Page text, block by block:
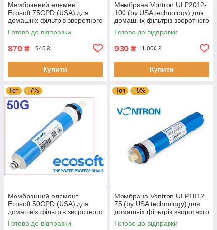
Мембранний елемент
Ecosoft 75GPD (USA) для
домашніх фільтрів зворотного
осмосу (CSV181275ECO)
Готово до відправки
870 ₴ 945 ₴
Купити
Мембрана Vontron ULP2012-
100 (by USA technology) для
домашніх фільтрів зворотного
осмосу
Готово до відправки
930 ₴ 1 000 ₴
Купити
Топ –7%
Мембранний елемент
Ecosoft 50GPD (USA) для
домашніх фільтрів зворотного
осмосу (CSV181250ECO)
Готово до відправки
Топ –5%
Мембрана Vontron ULP1812-
75 (by USA technology) для
домашніх фільтрів зворотного
осмосу
Готово до відправки